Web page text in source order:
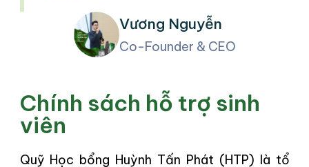
Vương Nguyễn
Co-Founder & CEO
Chính sách hỗ trợ sinh
viên
Quỹ Học bổng Huỳnh Tấn Phát (HTP) là tổ